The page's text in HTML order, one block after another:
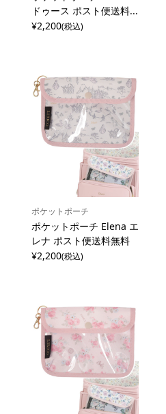
ドゥース ポスト便送料...
¥2,200(税込)
ポケットポーチ
ポケットポーチ Elena エ
レナ ポスト便送料無料
¥2,200(税込)